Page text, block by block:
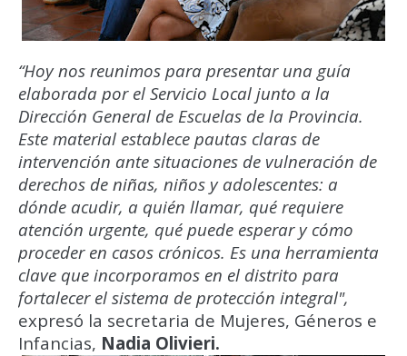
“Hoy nos reunimos para presentar una guía
elaborada por el Servicio Local junto a la
Dirección General de Escuelas de la Provincia.
Este material establece pautas claras de
intervención ante situaciones de vulneración de
derechos de niñas, niños y adolescentes: a
dónde acudir, a quién llamar, qué requiere
atención urgente, qué puede esperar y cómo
proceder en casos crónicos. Es una herramienta
clave que incorporamos en el distrito para
fortalecer el sistema de protección integral",
expresó la secretaria de Mujeres, Géneros e
Infancias, Nadia Olivieri.